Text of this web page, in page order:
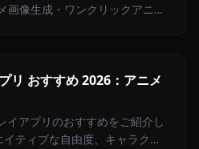
像生成・ワンクリックアニメ
リ おすすめ 2026：アニメ
イアプリのおすすめをご紹介し
ティブな自由度、キャラクタ